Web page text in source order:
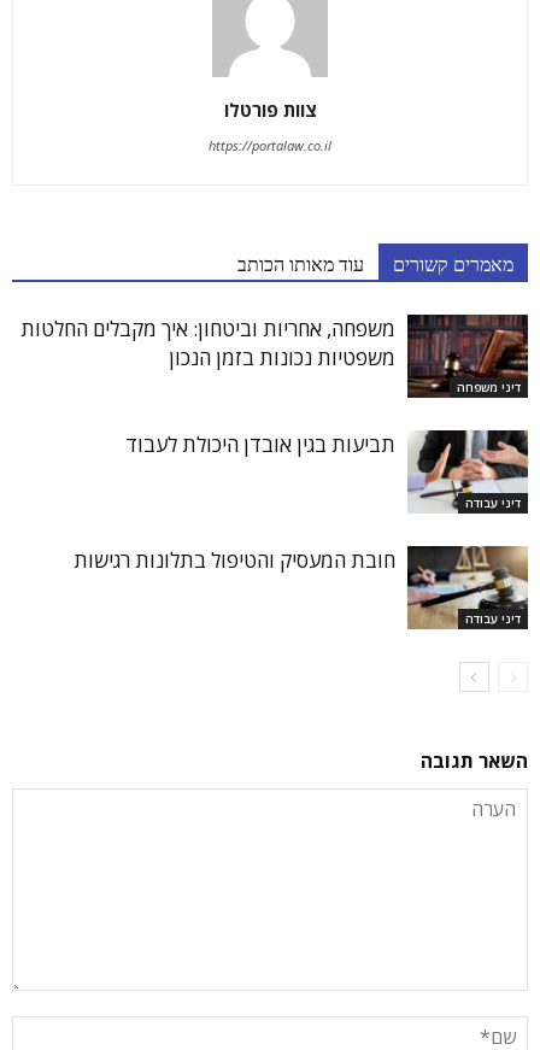
צוות פורטלו
https://portalaw.co.il
מאמרים קשורים עוד מאותו הכותב
דיני משפחה
משפחה, אחריות וביטחון: איך מקבלים החלטות
משפטיות נכונות בזמן הנכון
דיני עבודה
תביעות בגין אובדן היכולת לעבוד
דיני עבודה
חובת המעסיק והטיפול בתלונות רגישות
השאר תגובה